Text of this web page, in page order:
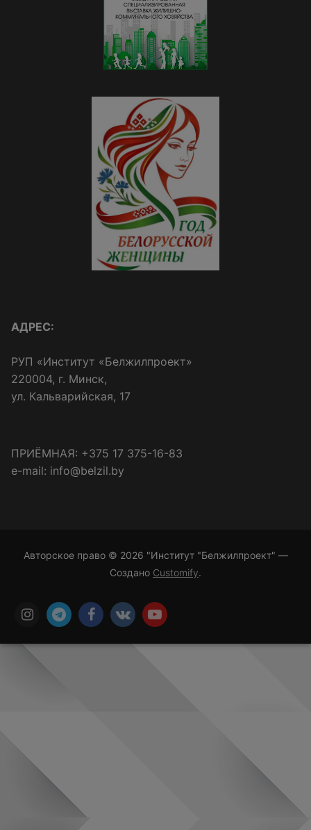
АДРЕС:
РУП «Институт «Белжилпроект»
220004, г. Минск,
ул. Кальварийская, 17
ПРИЁМНАЯ: +375 17 375-16-83
e-mail: info@belzil.by
Авторское право © 2026 "Институт "Белжилпроект" —
Создано Customify.